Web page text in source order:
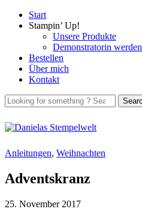
Start
Stampin’ Up!
Unsere Produkte
Demonstratorin werden
Bestellen
Über mich
Kontakt
Anleitungen, Weihnachten
Adventskranz
25. November 2017